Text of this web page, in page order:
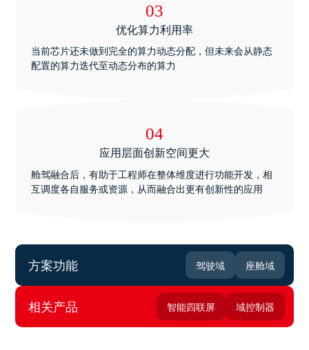
03
优化算力利用率
当前芯片还未做到完全的算力动态分配，但未来会从静态
配置的算力迭代至动态分布的算力
04
应用层面创新空间更大
舱驾融合后，有助于工程师在整体维度进行功能开发，相
互调度各自服务或资源，从而融合出更有创新性的应用
方案功能 驾驶域 座舱域
相关产品 智能四联屏 域控制器